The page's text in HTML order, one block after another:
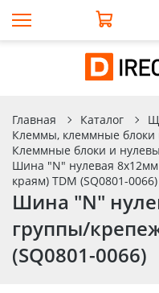
Главная Каталог
Клеммы, клеммные
Клеммные блоки и
Шина "N" нулевая
краям) TDM (SQ0801-0066)
Шина "N"
группы/
(SQ0801-0066)